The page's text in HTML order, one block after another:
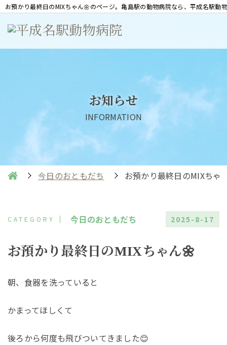
お預かり最終日のMIXちゃん🌼のページ。亀島駅の動物病院なら、平成名駅動
お知らせ
INFORMATION
今日のおともだち お預かり最終日のMIXちゃ
今日のおともだち 2025-8-17
お預かり最終日のMIXちゃん🌼
朝、食器を洗っていると
かまってほしくて
後ろから何度も飛びついてきました😊